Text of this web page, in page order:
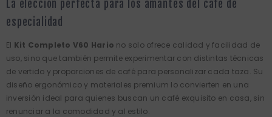
La elección perfecta para los amantes del café de
especialidad
El Kit Completo V60 Hario no solo ofrece calidad y facilidad de
uso, sino que también permite experimentar con distintas técnicas
de vertido y proporciones de café para personalizar cada taza. Su
diseño ergonómico y materiales premium lo convierten en una
inversión ideal para quienes buscan un café exquisito en casa, sin
renunciar a la comodidad y al estilo.